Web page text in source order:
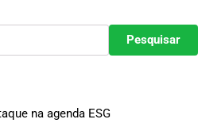
Pesquisar
na agenda ESG